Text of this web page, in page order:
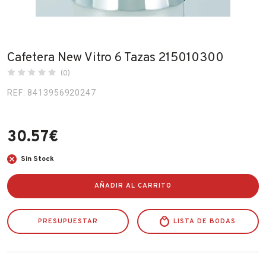
Contacto
Cafetera New Vitro 6 Tazas 215010300
(0)
REF: 8413956920247
30.57€
Sin Stock
AÑADIR AL CARRITO
PRESUPUESTAR LISTA DE BODAS